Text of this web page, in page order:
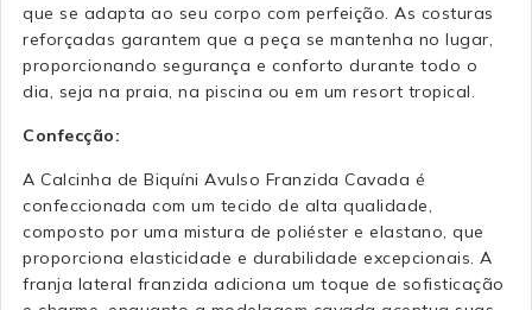
que se adapta ao seu corpo com perfeição. As costuras
reforçadas garantem que a peça se mantenha no lugar,
proporcionando segurança e conforto durante todo o
dia, seja na praia, na piscina ou em um resort tropical.
Confecção:
A Calcinha de Biquíni Avulso Franzida Cavada é
confeccionada com um tecido de alta qualidade,
composto por uma mistura de poliéster e elastano, que
proporciona elasticidade e durabilidade excepcionais. A
franja lateral franzida adiciona um toque de sofisticação